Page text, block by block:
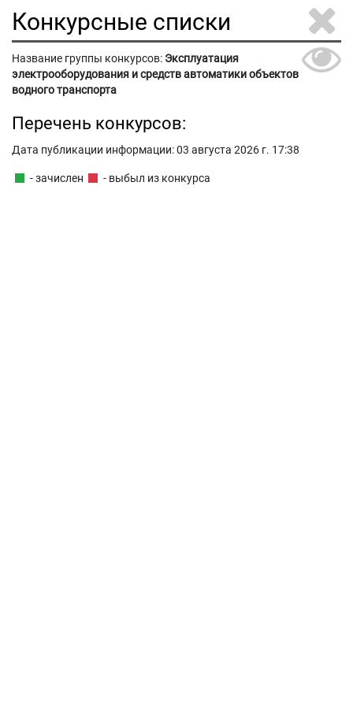
Конкурсные списки
Название группы конкурсов: Эксплуатация
электрооборудования и средств автоматики объектов
водного транспорта
Перечень конкурсов:
Дата публикации информации: 03 августа 2026 г. 17:38
- зачислен - выбыл из конкурса